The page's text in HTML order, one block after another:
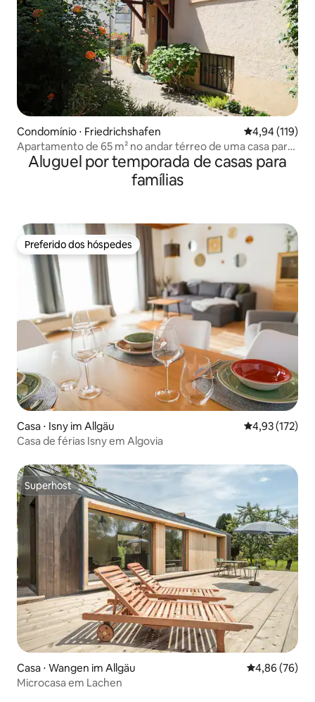
Condomínio ⋅ Friedrichshafen 4,94 de uma
4,94 (119)
Apartamento de 65 m² no andar térreo de uma casa para
duas famílias
Aluguel por temporada de casas para
famílias
Preferido dos hóspedes
Preferido dos hóspedes
Casa ⋅ Isny im Allgäu 4,93 de uma
4,93 (172)
Casa de férias Isny em Algovia
Superhost
Superhost
Casa ⋅ Wangen im Allgäu 4,86 de uma
4,86 (76)
Microcasa em Lachen